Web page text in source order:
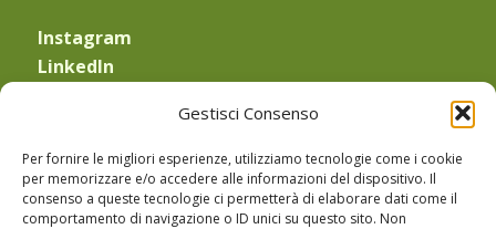
Gestisci Consenso
Per fornire le migliori esperienze, utilizziamo tecnologie come i cookie
per memorizzare e/o accedere alle informazioni del dispositivo. Il
consenso a queste tecnologie ci permetterà di elaborare dati come il
comportamento di navigazione o ID unici su questo sito. Non
Instagram
LinkedIn
Obblighi di legge
Privacy PolicyeCookie Policy
Sede Legale: Via Equilio 21